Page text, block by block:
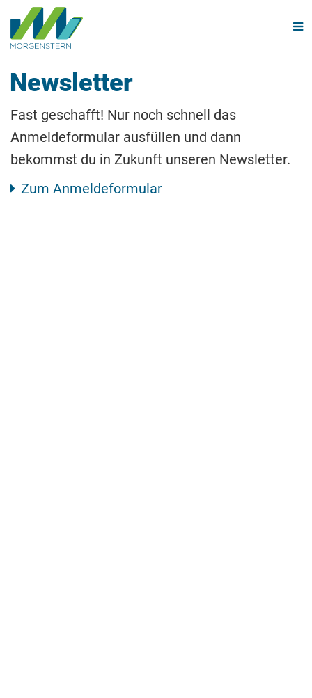
Newsletter
Fast geschafft! Nur noch schnell das
Anmeldeformular ausfüllen und dann
bekommst du in Zukunft unseren Newsletter.
Zum Anmeldeformular